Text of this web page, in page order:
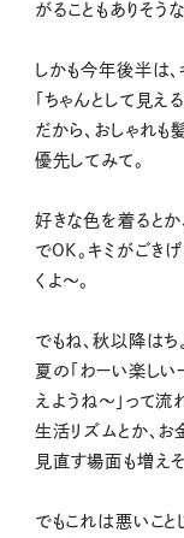
がることもありそう
しかも今年後半は、
「ちゃんとして見え
だから、おしゃれも
優先してみて。
好きな色を着るとか
でOK。キミがごき
くよ〜。
でもね、秋以降はち
夏の「わーい楽しい
えようね〜」って流
生活リズムとか、
見直す場面も増えそ
でもこれは悪いこと